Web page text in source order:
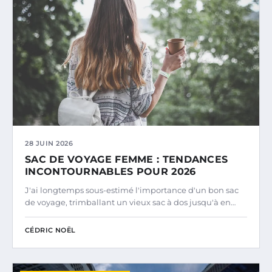
28 JUIN 2026
SAC DE VOYAGE FEMME : TENDANCES
INCONTOURNABLES POUR 2026
J'ai longtemps sous-estimé l'importance d'un bon sac
de voyage, trimballant un vieux sac à dos jusqu'à en…
CÉDRIC NOËL